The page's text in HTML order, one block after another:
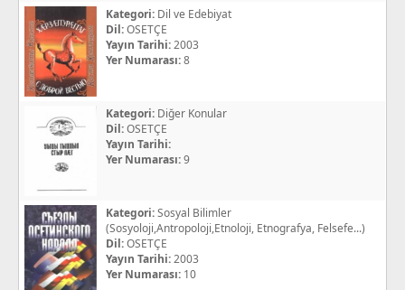
Kategori: Dil ve Edebiyat
Dil:OSETÇE
Yayın Tarihi:2003
Yer Numarası:8
Kategori: Diğer Konular
Dil:OSETÇE
Yayın Tarihi:
Yer Numarası:9
Kategori:Sosyal Bilimler
(Sosyoloji,Antropoloji,Etnoloji, Etnografya, Felsefe...)
Dil:OSETÇE
Yayın Tarihi:2003
Yer Numarası: 10